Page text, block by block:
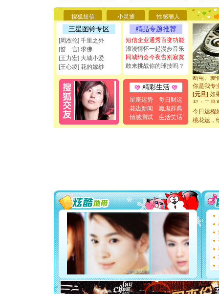
搜狐短信 小灵通 性感丽人
三星图铃专区
[周杰伦] 千里之外
[誓 言] 求佛
[王力宏] 大城小爱
[王心凌] 花的嫁纱
精品专题推荐
短信企业通秀百变功能
浪漫情怀一起漫步音乐
同城约会今夜告别寂寞
敢来挑战你的球技吗？
精彩生活
星座运势
每日财运
花边新闻
魔鬼辞典
情感测试
生活笑话
你太多，
要平安
[圣诞节]
能正大光
都要快乐
[圣诞节]
如意,快
[元旦]看
断电。爱
你是我专
[元旦]如
起；二是
离。水
[元旦]当
泣，这痛
[圣诞节]
你太多，
要平安
[圣诞节]
能正大
都要快乐
[圣诞节]
如意,快
[元旦]
看
断电。
你是我
[元旦]如
起；二是
今日运程
桃花运，